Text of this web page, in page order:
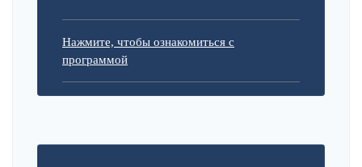
Нажмите, чтобы ознакомиться с
программой